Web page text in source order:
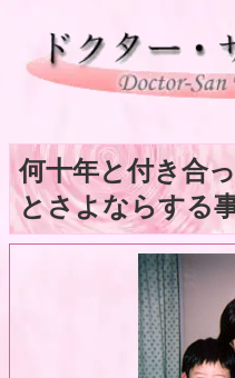
何十年と付き合
とさよならする